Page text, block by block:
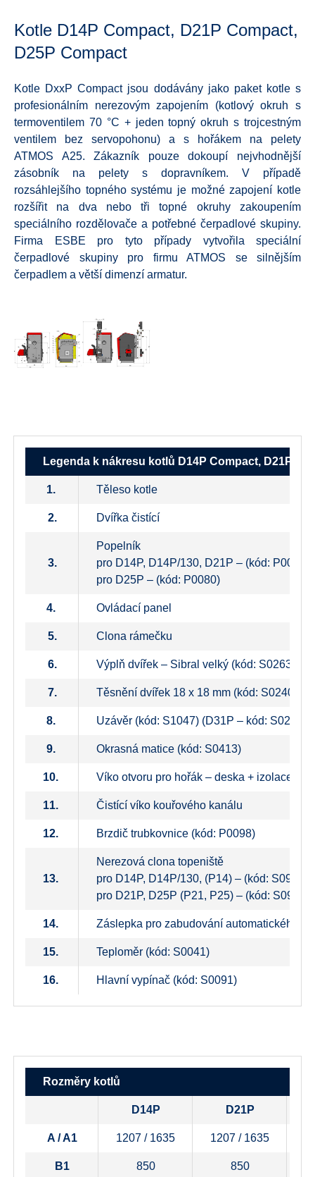
Kotle D14P Compact, D21P Compact,
D25P Compact
Kotle DxxP Compact jsou dodávány jako paket kotle s
profesionálním nerezovým zapojením (kotlový okruh s
termoventilem 70 °C + jeden topný okruh s trojcestným
ventilem bez servopohonu) a s hořákem na pelety
ATMOS A25. Zákazník pouze dokoupí nejvhodnější
zásobník na pelety s dopravníkem. V případě
rozsáhlejšího topného systému je možné zapojení kotle
rozšířit na dva nebo tři topné okruhy zakoupením
speciálního rozdělovače a potřebné čerpadlové skupiny.
Firma ESBE pro tyto případy vytvořila speciální
čerpadlové skupiny pro firmu ATMOS se silnějším
čerpadlem a větší dimenzí armatur.
Legenda k nákresu kotlů D14P Compact, D21P
1. Těleso kotle
2. Dvířka čistící
3.
Popelník
pro D14P, D14P/130, D21P – (kód: P0097)
pro D25P – (kód: P0080)
4. Ovládací panel
5. Clona rámečku
6. Výplň dvířek – Sibral velký (kód: S0263)
7. Těsnění dvířek 18 x 18 mm (kód: S0240)
8. Uzávěr (kód: S1047) (D31P – kód: S0212)
9. Okrasná matice (kód: S0413)
10. Víko otvoru pro hořák – deska + izolace
11. Čistící víko kouřového kanálu
12. Brzdič trubkovnice (kód: P0098)
13.
Nerezová clona topeniště
pro D14P, D14P/130, (P14) – (kód: S0936),
pro D21P, D25P (P21, P25) – (kód: S0937)
14. Záslepka pro zabudování automatického
15. Teploměr (kód: S0041)
16. Hlavní vypínač (kód: S0091)
Rozměry kotlů
D14P D21P
A / A1 1207 / 1635 1207 / 1635
B1 850 850